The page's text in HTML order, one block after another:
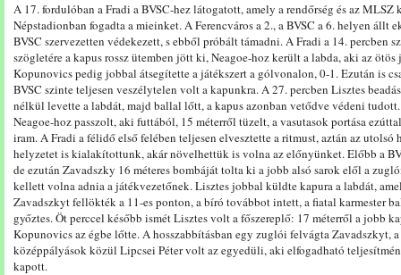
A 17. fordulóban a Fradi a BVSC-hez látogatott, amely a rendőrség és az MLSZ
Népstadionban fogadta a mieinket. A Ferencváros a 2., a BVSC a 6. helyen állt
BVSC szervezetten védekezett, s ebből próbált támadni. A Fradi a 14. percben
szögletére a kapus rossz ütemben jött ki, Neagoe-hoz került a labda, aki az
Kopunovics pedig jobbal átsegítette a játékszert a gólvonalon, 0-1. Ezután is
BVSC szinte teljesen veszélytelen volt a kapunkra. A 27. percben Lisztes
nélkül levette a labdát, majd ballal lőtt, a kapus azonban vetődve védeni
Neagoe-hoz passzolt, aki futtából, 15 méterről tüzelt, a vasutasok portása
iram. A Fradi a félidő első felében teljesen elvesztette a ritmust, aztán az utolsó
helyzetet is kialakítottunk, akár növelhettük is volna az előnyünket. Előbb a
de ezután Zavadszky 16 méteres bombáját tolta ki a jobb alsó sarok elől a
kellett volna adnia a játékvezetőnek. Lisztes jobbal küldte kapura a labdát,
Zavadszkyt fellökték a 11-es ponton, a bíró továbbot intett, a fiatal karmester
győztes. Öt perccel később ismét Lisztes volt a főszereplő: 17 méterről a jobb
Kopunovics az égbe lőtte. A hosszabbításban egy zuglói felvágta Zavadszkyt,
középpályások közül Lipcsei Péter volt az egyedüli, aki elfogadható
kapott.